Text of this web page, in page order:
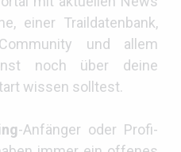
einer Traildatenbank,
und allem
noch über deine
wissen solltest.
-Anfänger oder Profi-